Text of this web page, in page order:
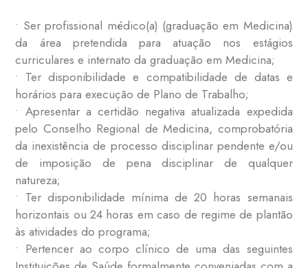
• Ser profissional médico(a) (graduação em Medicina)
da área pretendida para atuação nos estágios
curriculares e internato da graduação em Medicina;
• Ter disponibilidade e compatibilidade de datas e
horários para execução de Plano de Trabalho;
• Apresentar a certidão negativa atualizada expedida
pelo Conselho Regional de Medicina, comprobatória
da inexistência de processo disciplinar pendente e/ou
de imposição de pena disciplinar de qualquer
natureza;
• Ter disponibilidade mínima de 20 horas semanais
horizontais ou 24 horas em caso de regime de plantão
às atividades do programa;
• Pertencer ao corpo clínico de uma das seguintes